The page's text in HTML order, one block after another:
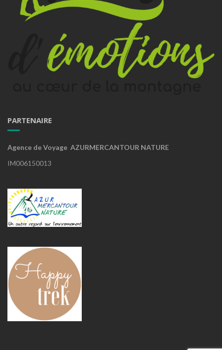
PARTENAIRE
Agence de Voyage AZURMERCANTOUR NATURE
IM006150013